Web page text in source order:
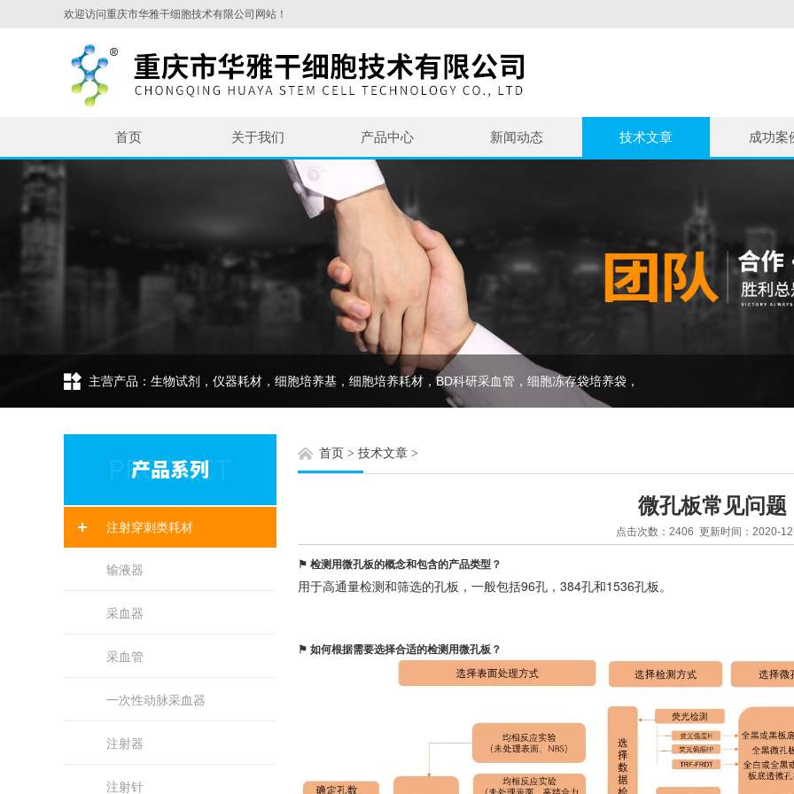
欢迎访问重庆市华雅干细胞技术有限公司网站！
首页 关于我们 产品中心 新闻动态 技术文章 成功案
主营产品：生物试剂，仪器耗材，细胞培养基，细胞培养耗材，BD科研采血管，细胞冻存袋培养袋，
注射穿刺类耗材
输液器
采血器
采血管
一次性动脉采血器
注射器
注射针
首页 > 技术文章 >
微孔板常见问题
点击次数：2406 更新时间：2020-
⚑ 检测用微孔板的概念和包含的产品类型？
用于高通量检测和筛选的孔板，一般包括96孔，384孔和1536孔板。
⚑ 如何根据需要选择合适的检测用微孔板？